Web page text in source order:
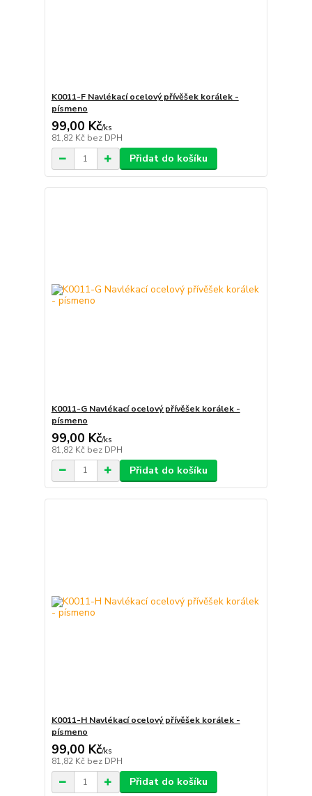
K0011-F Navlékací ocelový přívěšek korálek -
písmeno
99,00 Kč/ks
81,82 Kč bez DPH
Přidat do košíku
K0011-G Navlékací ocelový přívěšek korálek -
písmeno
99,00 Kč/ks
81,82 Kč bez DPH
Přidat do košíku
K0011-H Navlékací ocelový přívěšek korálek -
písmeno
99,00 Kč/ks
81,82 Kč bez DPH
Přidat do košíku